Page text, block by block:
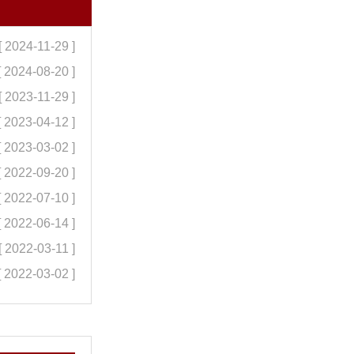
2024-11-29 ]
2024-08-20 ]
2023-11-29 ]
2023-04-12 ]
2023-03-02 ]
2022-09-20 ]
2022-07-10 ]
2022-06-14 ]
2022-03-11 ]
2022-03-02 ]